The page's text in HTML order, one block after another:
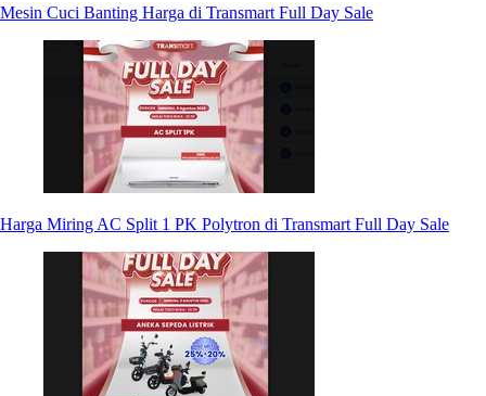
Mesin Cuci Banting Harga di Transmart Full Day Sale
Harga Miring AC Split 1 PK Polytron di Transmart Full Day Sale